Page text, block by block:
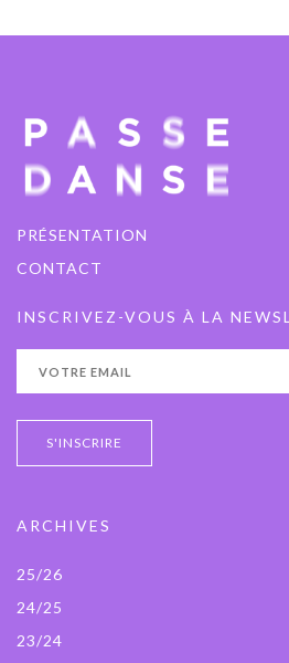
PRÉSENTATION
CONTACT
INSCRIVEZ-VOUS À LA
ARCHIVES
25/26
24/25
23/24